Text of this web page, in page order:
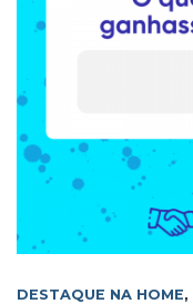
DESTAQUE NA HOME,